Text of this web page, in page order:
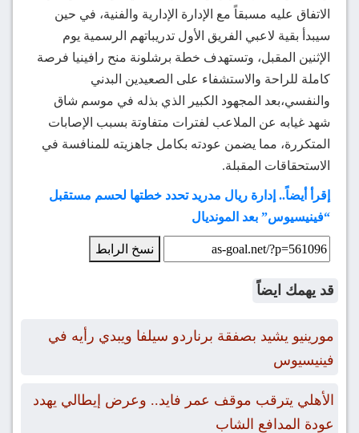
الاتفاق عليه مسبقاً مع الإدارة الإدارية والفنية، في حين
سيبدأ بقية لاعبي الفريق الأول تدريباتهم الرسمية يوم
الإثنين المقبل، وتستهدف خطة برشلونة منح رافينيا فرصة
كاملة للراحة والاستشفاء على الصعيدين البدني
والنفسي،بعد المجهود الكبير الذي بذله في موسم شاق
شهد غيابه عن الملاعب لفترات متفاوتة بسبب الإصابات
المتكررة، مما يضمن عودته بكامل جاهزيته للمنافسة في
الاستحقاقات المقبلة.
إقرأ أيضاً.. إدارة ريال مدريد تحدد خطتها لحسم مستقبل
“فينيسيوس” بعد المونديال
نسخ الرابط
قد يهمك ايضاً
مورينيو يشيد بصفقة برناردو سيلفا ويبدي رأيه في
فينيسيوس
الأهلي يترقب موقف عمر فايد.. وعرض إيطالي يهدد
عودة المدافع الشاب